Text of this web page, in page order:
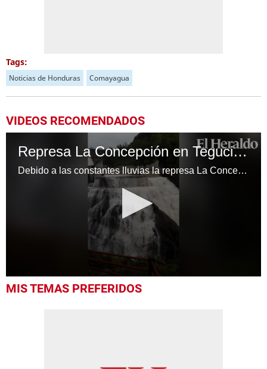
Tags:
Noticias de Honduras Comayagua
VIDEOS RECOMENDADOS
Represa La Concepción en Tegucigalpa alcanza niveles altos
Debido a las constantes lluvias la represa La Concepción en la capital de Honduras ha alcanzado niveles considerables.
seconds
MIS TEMAS PREFERIDOS